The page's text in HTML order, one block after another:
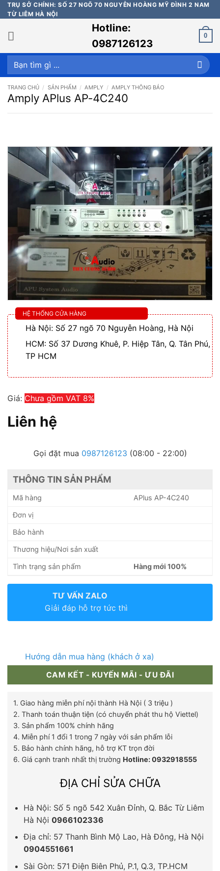
Bỏ
qua
nội
dung
TRỤ SỞ CHÍNH: SỐ 27 NGÕ 70 NGUYỄN HOÀNG MỸ ĐÌNH 2 NAM
TỪ LIÊM HÀ NỘI
Hotline:
0987126123
0
Tìm
kiếm:
TRANG CHỦ / SẢN PHẨM / AMPLY / AMPLY THÔNG BÁO
Amply APlus AP-4C240
HỆ THỐNG CỬA HÀNG
Hà Nội: Số 27 ngõ 70 Nguyễn Hoàng, Hà Nội
HCM: Số 37 Dương Khuê, P. Hiệp Tân, Q. Tân Phú,
TP HCM
Giá: Chưa gồm VAT 8%
Liên hệ
Gọi đặt mua 0987126123 (08:00 - 22:00)
THÔNG TIN SẢN PHẨM
Mã hàng APlus AP-4C240
Đơn vị
Bảo hành
Thương hiệu/Nơi sản xuất
Tình trạng sản phẩm Hàng mới 100%
TƯ VẤN ZALO
Giải đáp hỗ trợ tức thì
Hướng dẫn mua hàng (khách ở xa)
CAM KẾT - KUYẾN MÃI - ƯU ĐÃI
1. Giao hàng miễn phí nội thành Hà Nội ( 3 triệu )
2. Thanh toán thuận tiện (có chuyển phát thu hộ Viettel)
3. Sản phẩm 100% chính hãng
4. Miễn phí 1 đổi 1 trong 7 ngày với sản phẩm lỗi
5. Bảo hành chính hãng, hỗ trợ KT trọn đời
6. Giá cạnh tranh nhất thị trường Hotline: 0932918555
ĐỊA CHỈ SỬA CHỮA
Hà Nội: Số 5 ngõ 542 Xuân Đỉnh, Q. Bắc Từ Liêm
Hà Nội 0966102336
Địa chỉ: 57 Thanh Bình Mộ Lao, Hà Đông, Hà Nội
0904551661
Sài Gòn: 571 Điện Biên Phủ, P.1, Q.3, TP.HCM